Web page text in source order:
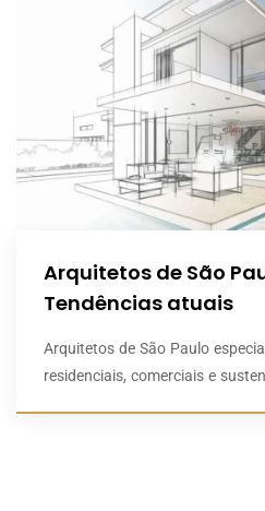
Arquitetos de São
Tendências atuais
Arquitetos de São Paulo
residenciais, comerciais e